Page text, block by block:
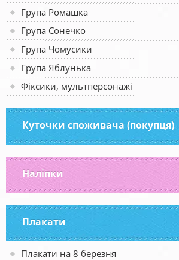
Група Ромашка
Група Сонечко
Група Чомусики
Група Яблунька
Фіксики, мультперсонажі
Куточки споживача (покупця)
Наліпки
Плакати
Плакати на 8 березня